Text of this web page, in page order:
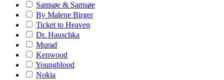
Samsøe & Samsøe
By Malene Birger
Ticket to Heaven
Dr. Hauschka
Murad
Kenwood
Youngblood
Nokia